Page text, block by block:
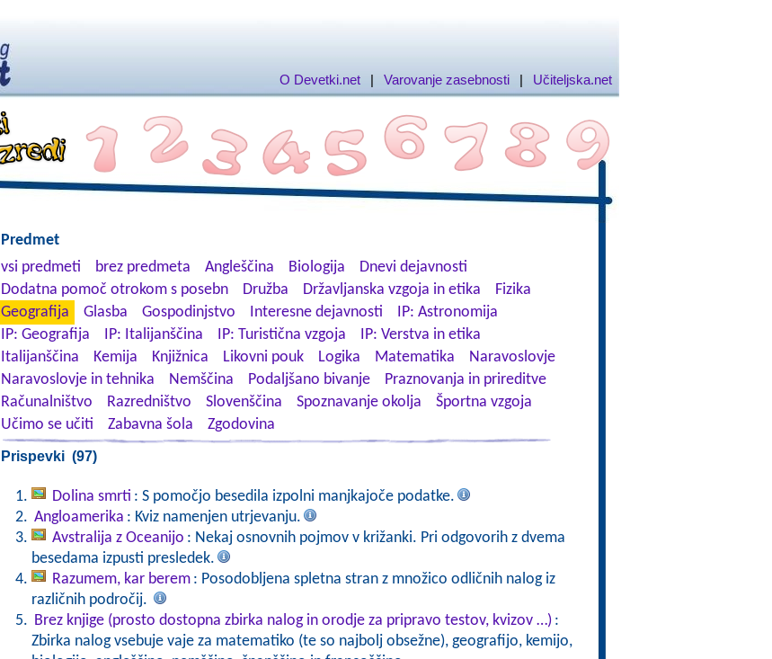
O Devetki.net | Varovanje zasebnosti | Učiteljska.net
Predmet
vsi predmeti
brez predmeta Angleščina Biologija
Dnevi dejavnosti
Dodatna pomoč otrokom s posebn
Družba Državljanska vzgoja in etika
Fizika
Geografija
Glasba Gospodinjstvo Interesne dejavnosti
IP: Astronomija
IP: Geografija
IP: Italijanščina IP: Turistična vzgoja
IP: Verstva in etika
Italijanščina
Kemija Knjižnica Likovni pouk Logika Matematika
Naravoslovje
Naravoslovje in tehnika
Nemščina Podaljšano bivanje
Praznovanja in prireditve
Računalništvo
Razredništvo Slovenščina Spoznavanje okolja
Športna vzgoja
Učimo se učiti
Zabavna šola Zgodovina
Prispevki (97)
Dolina smrti : S pomočjo besedila izpolni manjkajoče podatke.
Angloamerika : Kviz namenjen utrjevanju.
Avstralija z Oceanijo : Nekaj osnovnih pojmov v križanki. Pri odgovorih z dvema
besedama izpusti presledek.
Razumem, kar berem : Posodobljena spletna stran z množico odličnih nalog iz
različnih področij.
Brez knjige (prosto dostopna zbirka nalog in orodje za pripravo testov, kvizov …) :
Zbirka nalog vsebuje vaje za matematiko (te so najbolj obsežne), geografijo, kemijo,